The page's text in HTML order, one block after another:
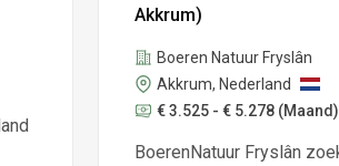
Akkrum)
Boeren Natuur Fryslân
Akkrum, Nederland
€ 3.525 - € 5.278 (Maand)
BoerenNatuur Fryslân